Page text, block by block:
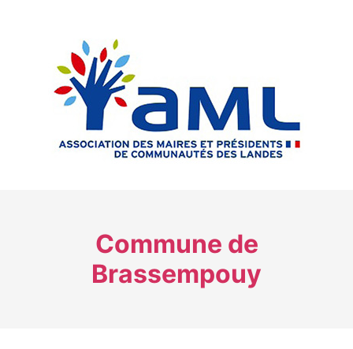
Commune de
Brassempouy